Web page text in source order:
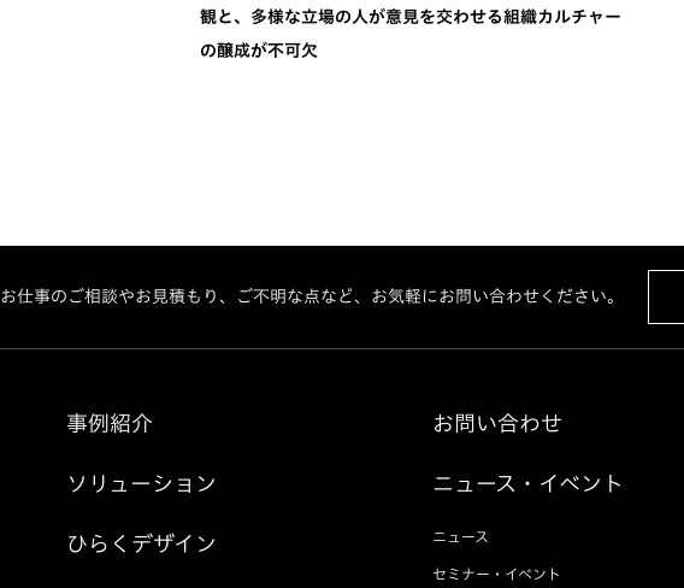
観と、多様な立場の人が意見を交わせる組織カルチャー
の醸成が不可欠
お仕事のご相談やお見積もり、ご不明な点など、お気軽にお問い合わせください。
事例紹介
ソリューション
ひらくデザイン
お問い合わせ
ニュース・イベント
ニュース
セミナー・イベント